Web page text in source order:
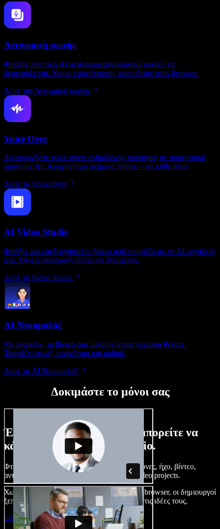
Αντιγραφή φωνής
Φτιάξτε ποιοτικά AI αντίγραφα ανθρώπινων φωνών σε
δευτερόλεπτα. Χωρίς εγκατάσταση, κατευθείαν στον browser.
Δείτε την Αντιγραφή φωνής
Voice Over
Δημιουργήστε voice overs ανθρώπινης ποιότητας σε πραγματικό
χρόνο με AI. Αφήγηση για κείμενα, βίντεο – σε κάθε στυλ.
Δείτε το Voice Over
AI Video Studio
Φτιάξτε και επεξεργαστείτε βίντεο από το μηδέν με τα AI εργαλεία
μας. Όλη η παραγωγή βίντεο σε ένα μέρος.
Δείτε το Video Studio
AI Ντουμπλάζ
Με ένα κλικ, το βίντεό σας μιλά σε όποια γλώσσα θέλετε.
Ταιριάζει φωνή, τονικότητα και ρυθμό.
Δείτε το AI Ντουμπλάζ
Δοκιμάστε το μόνοι σας
Ένα μικρό δείγμα από όσα μπορείτε να
κάνετε με το Speechify Studio.
Φτιάξτε voice overs, προσθέστε δωρεάν εικόνες, ήχο, βίντεο,
αντιγραφή φωνής – ολοκληρωμένα audio/video projects.
Χωρίς καμπύλη εκμάθησης και με όλα στον browser, οι δημιουργοί
ξεπερνούν τα κλασικά όρια και δίνουν ζωή στις ιδέες τους.
Ξεκινήστε με το Studio